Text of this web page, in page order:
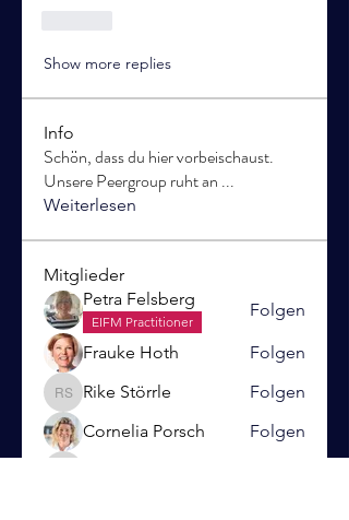
Show more replies
Info
Schön, dass du hier vorbeischaust.
Unsere Peergroup ruht an ...
Weiterlesen
Mitglieder
Petra Felsberg
EIFM Practitioner
Folgen
Frauke Hoth Folgen
Rike Störrle
Rike Störrle
Folgen
Cornelia Porsch
Folgen